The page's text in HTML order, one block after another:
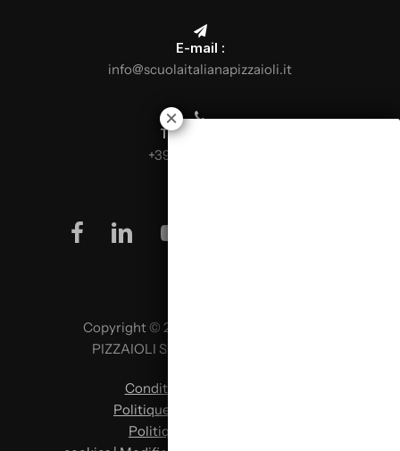
E-mail :
info@scuolaitalianapizzaioli.it
Téléphone :
+39 0499624665
facebook
linkedinyoutube
Copyright © 2026 SCUOLA ITALIANA
PIZZAIOLI SRL P. IVA 02957980341
Conditions d’utilisation
Politique de confidentialité
Politique en matière de